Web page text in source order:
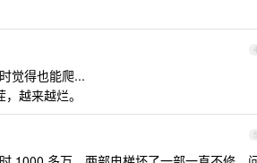
4
觉得也能爬...
越来越烂。
5